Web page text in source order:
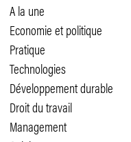
A la une
Economie et politique
Pratique
Technologies
Développement durable
Droit du travail
Management